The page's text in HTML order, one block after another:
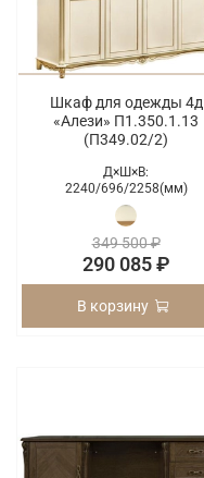
Шкаф для одежды 4д
«Алези» П1.350.1.13
(П349.02/2)
Д×Ш×В:
2240/696/2258(мм)
349 500 ₽
290 085 ₽
В корзину